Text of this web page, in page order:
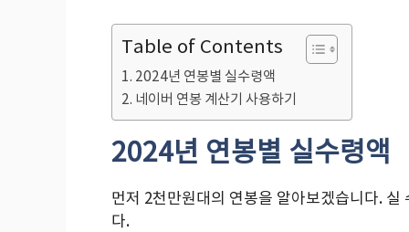
Table of Contents
2024년 연봉별 실수령액
네이버 연봉 계산기 사용하기
2024년 연봉별 실수령액
먼저 2천만원대의 연봉을 알아보겠습니다.
다.